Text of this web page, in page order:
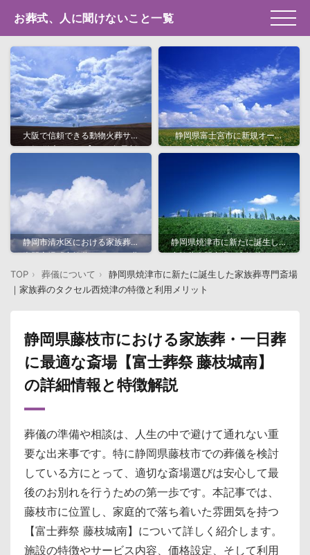
お葬式、人に聞けないこと一覧
大阪で信頼できる動物火葬サー
ビス徹底ガイド【2025年最新
静岡県富士宮市に新規オープ
ン！家族葬専門の斎場「家族葬
静岡市清水区における家族葬の
専門斎場「家族葬のタクセル北
矢部町」と特徴・料金・アクセ
ス情報
静岡県焼津市に新たに誕生した
家族葬専門斎場｜家族葬のタク
セル西焼津の特徴と利用メリッ
TOP 葬儀について
静岡県焼津市に新たに誕生した家族葬専門斎場
｜家族葬のタクセル西焼津の特徴と利用メリット
静岡県藤枝市における家族葬・一日葬
に最適な斎場【富士葬祭 藤枝城南】
の詳細情報と特徴解説
葬儀の準備や相談は、人生の中で避けて通れない重
要な出来事です。特に静岡県藤枝市での葬儀を検討
している方にとって、適切な斎場選びは安心して最
後のお別れを行うための第一歩です。本記事では、
藤枝市に位置し、家庭的で落ち着いた雰囲気を持つ
【富士葬祭 藤枝城南】について詳しく紹介します。
施設の特徴やサービス内容、価格設定、そして利用